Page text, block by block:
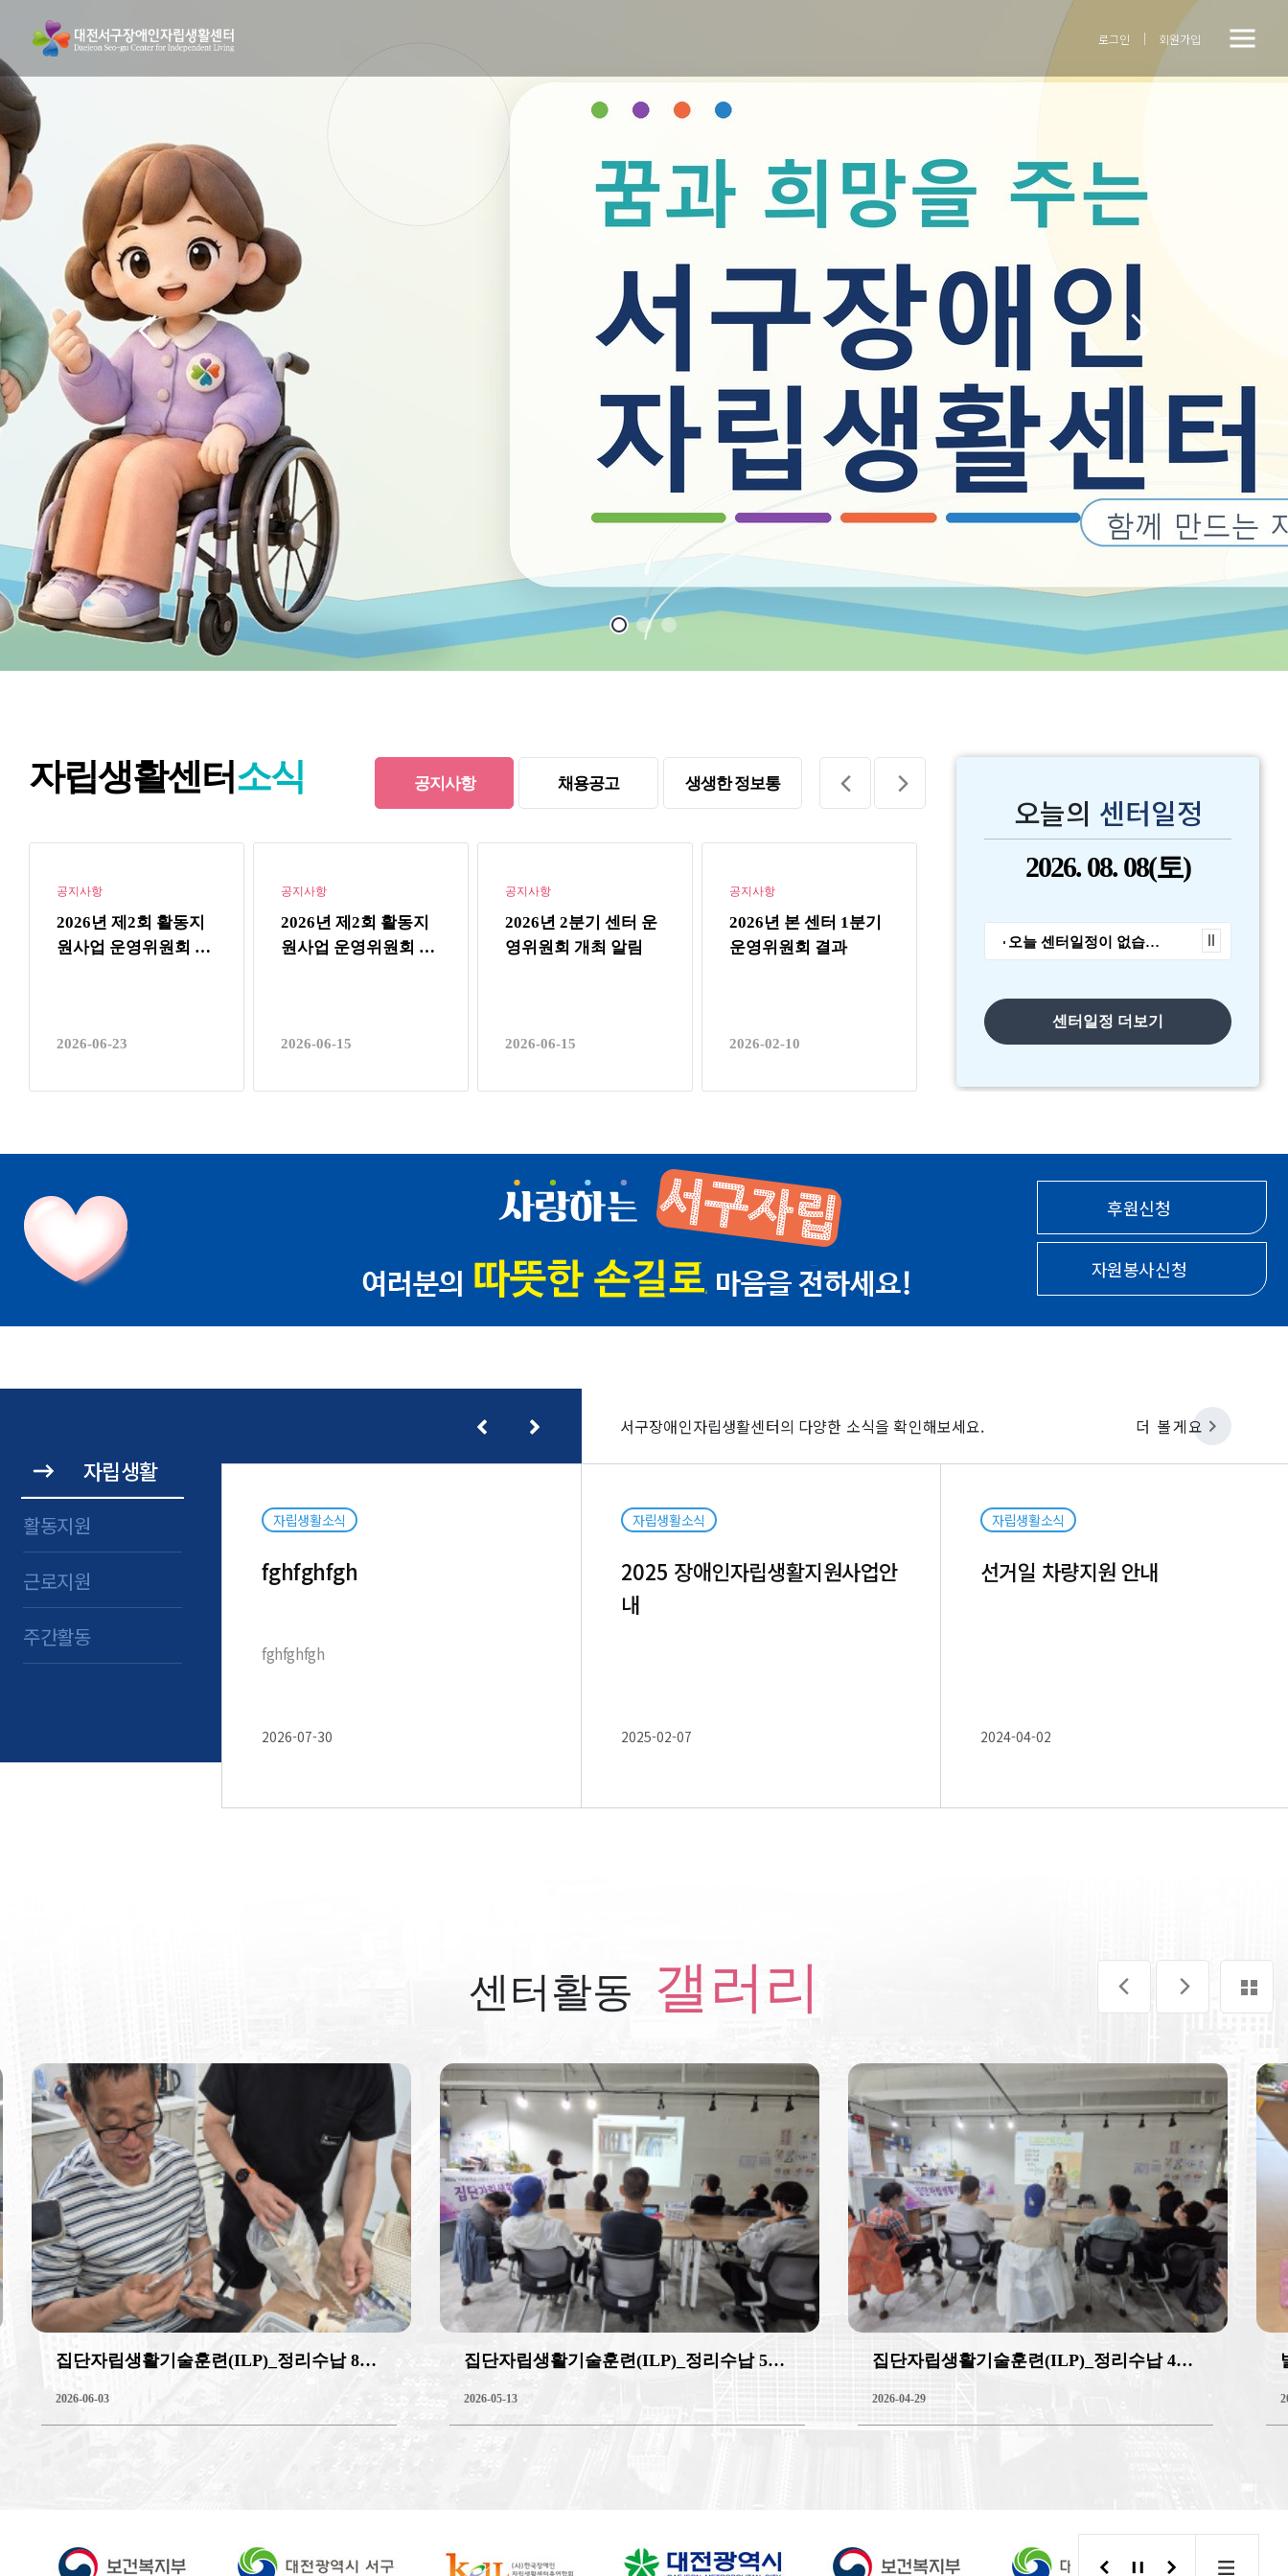
로그인 회원가입 전
체
닫기버튼
자립생활센터소식 공지사항
공지사항
2026년 제2회 활동지
원사업 운영위원회 결
2026-06-23
공지사항
2026년 제2회 활동지
원사업 운영위원회 소
2026-06-15
공지사항
2026년 2분기 센터 운
영위원회 개최 알림
2026-06-15
공지사항
2026년 본 센터 1분기
운영위원회 결과
2026-02-10
2026년도 본 센터 정기
총회 결과
2026-02-10
2026년 1회 활
사업 운영위원
2026-02-10
채용공고 생생한 정보통
오늘의 센터일정
2026.08. 08(토)
오늘 센터일정이 없습니다.
센터일정 더보기
후원신청
자원봉사신청
자립생활
활동지원
근로지원
주간활동
서구장애인자립생활센터의 다양한 소식을 확인해보세요.
자립생활소식
fghfghfgh
fghfghfgh
2026-07-30
자립생활소식
2025 장애인자립생활지원사업안
내
2025-02-07
자립생활소식
선거일 차량지원 안내
2024-04-02
더 볼게요
센터활동 갤러리
집단자립생활기술훈련(ILP)_정리수납 8회기
2026-06-03
집단자립생활기술훈련(ILP)_정리수납 5회기
2026-05-13
집단자립생활기술훈련(ILP)_정리수납 4회기
2026-04-29